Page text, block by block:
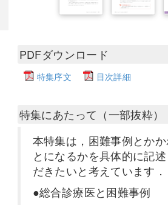
PDFダウンロード
特集序文 目次詳細
特集にあたって（一部抜粋）
本特集は，困難事例とか
とになるかを具体的に記
だきたいと考えています．
●総合診療医と困難事例